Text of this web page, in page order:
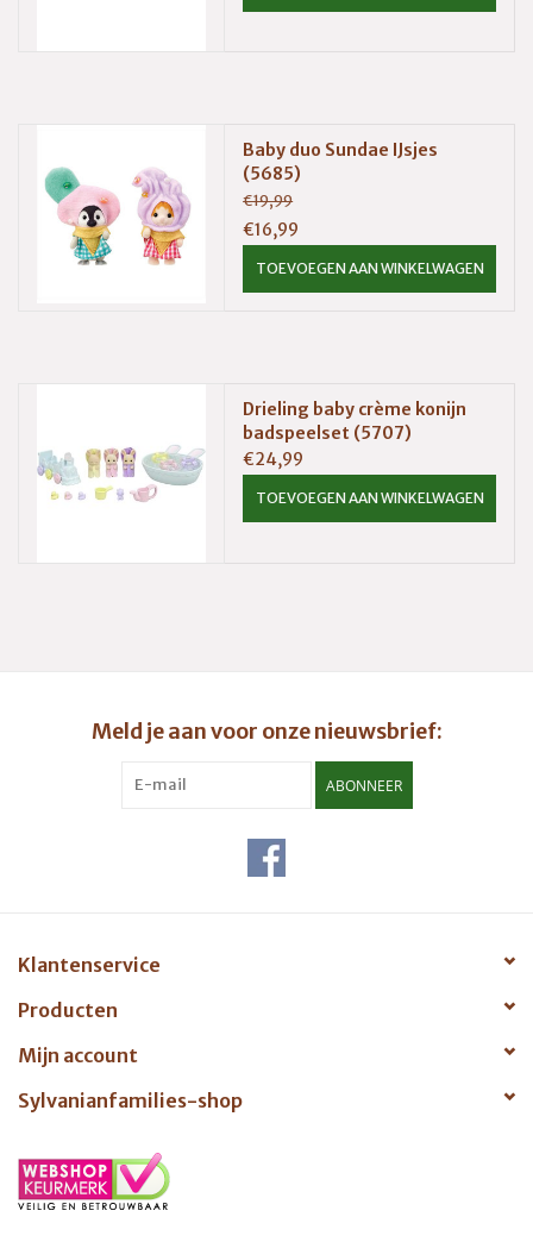
Baby duo Sundae IJsjes
(5685)
€19,99
€16,99
TOEVOEGEN AAN WINKELWAGEN
Drieling baby crème konijn
badspeelset (5707)
€24,99
TOEVOEGEN AAN WINKELWAGEN
Meld je aan voor onze nieuwsbrief:
ABONNEER
Klantenservice
Producten
Mijn account
Sylvanianfamilies-shop